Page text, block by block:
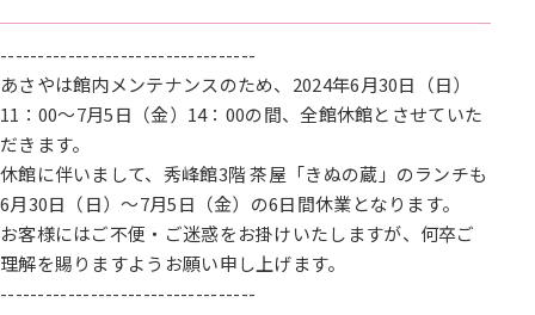
----------------------------------
あさやは館内メンテナンスのため、2024年6月30日（日）
11：00～7月5日（金）14：00の間、全館休館とさせていた
だきます。
休館に伴いまして、秀峰館3階 茶屋「きぬの蔵」のランチも
6月30日（日）～7月5日（金）の6日間休業となります。
お客様にはご不便・ご迷惑をお掛けいたしますが、何卒ご
理解を賜りますようお願い申し上げます。
----------------------------------